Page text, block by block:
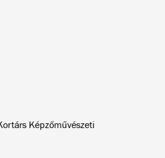
Képzőművészeti